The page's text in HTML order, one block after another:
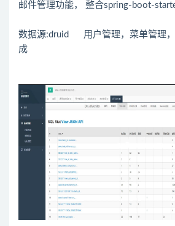
邮件管理功能， 整合spring-boot-
数据源:druid 用户管理，菜单管理，
成